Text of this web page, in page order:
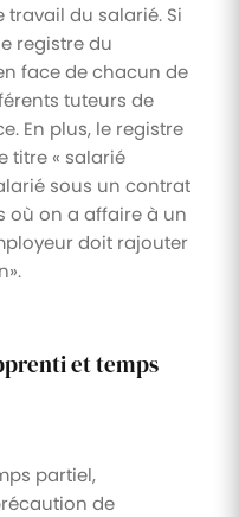
du salarié. Si
registre du
face de chacun de
tuteurs de
En plus, le registre
titre « salarié
sous un contrat
où on a affaire à un
doit rajouter
et temps
partiel,
de